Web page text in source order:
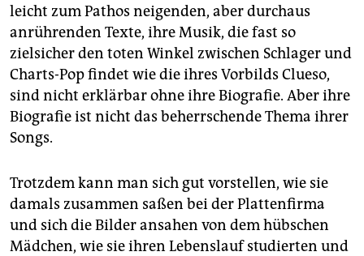
leicht zum Pathos neigenden, aber durchaus
anrührenden Texte, ihre Musik, die fast so
zielsicher den toten Winkel zwischen Schlager und
Charts-Pop findet wie die ihres Vorbilds Clueso,
sind nicht erklärbar ohne ihre Biografie. Aber ihre
Biografie ist nicht das beherrschende Thema ihrer
Songs.
Trotzdem kann man sich gut vorstellen, wie sie
damals zusammen saßen bei der Plattenfirma
und sich die Bilder ansahen von dem hübschen
Mädchen, wie sie ihren Lebenslauf studierten und